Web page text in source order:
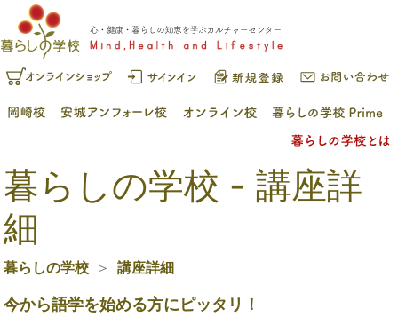
暮らしの学校 - 講座詳
細
暮らしの学校 講座詳細
今から語学を始める方にピッタリ！